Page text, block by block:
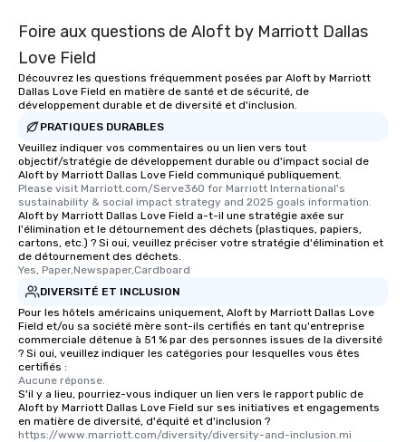
Foire aux questions de Aloft by Marriott Dallas
Love Field
Découvrez les questions fréquemment posées par Aloft by Marriott
Dallas Love Field en matière de santé et de sécurité, de
développement durable et de diversité et d'inclusion.
PRATIQUES DURABLES
Veuillez indiquer vos commentaires ou un lien vers tout
objectif/stratégie de développement durable ou d'impact social de
Aloft by Marriott Dallas Love Field communiqué publiquement.
Please visit Marriott.com/Serve360 for Marriott International's
sustainability & social impact strategy and 2025 goals information.
Aloft by Marriott Dallas Love Field a-t-il une stratégie axée sur
l'élimination et le détournement des déchets (plastiques, papiers,
cartons, etc.) ? Si oui, veuillez préciser votre stratégie d'élimination et
de détournement des déchets.
Yes, Paper,Newspaper,Cardboard
DIVERSITÉ ET INCLUSION
Pour les hôtels américains uniquement, Aloft by Marriott Dallas Love
Field et/ou sa société mère sont-ils certifiés en tant qu'entreprise
commerciale détenue à 51 % par des personnes issues de la diversité
? Si oui, veuillez indiquer les catégories pour lesquelles vous êtes
certifiés :
Aucune réponse.
S'il y a lieu, pourriez-vous indiquer un lien vers le rapport public de
Aloft by Marriott Dallas Love Field sur ses initiatives et engagements
en matière de diversité, d'équité et d'inclusion ?
https://www.marriott.com/diversity/diversity-and-inclusion.mi